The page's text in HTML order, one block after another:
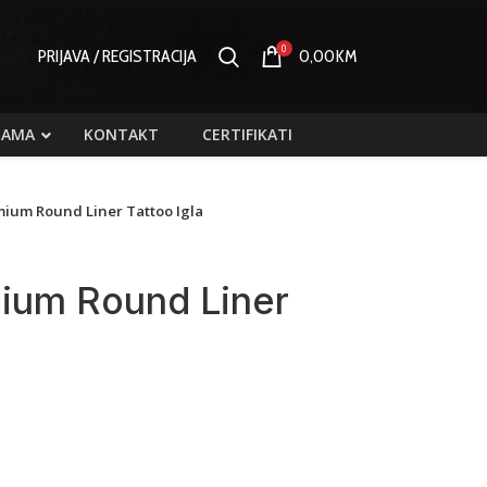
PRIJAVA / REGISTRACIJA 0 0,00KM
KONTAKT CERTIFIKATI
Round Liner Tattoo Igla
Round Liner